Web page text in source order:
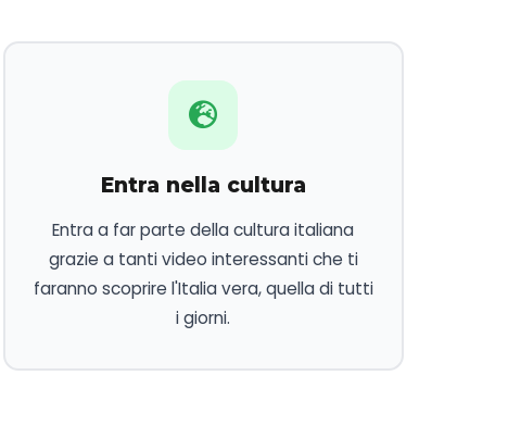
Entra nella cultura
Entra a far parte della cultura italiana
grazie a tanti video interessanti che ti
faranno scoprire l'Italia vera, quella di tutti
i giorni.